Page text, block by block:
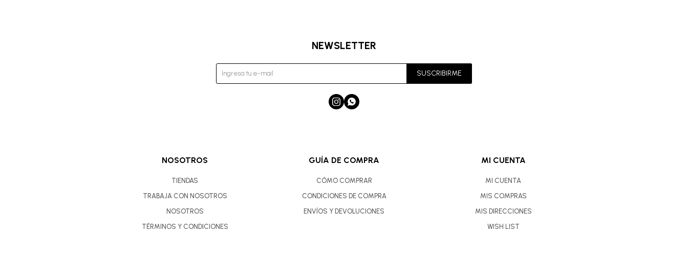
NOSOTROS
TIENDAS
TRABAJA CON NOSOTROS
NOSOTROS
TÉRMINOS Y CONDICIONES
GUÍA DE COMPRA
CÓMO COMPRAR
CONDICIONES DE COMPRA
ENVÍOS Y DEVOLUCIONES
MI CUENTA
MI CUENTA
MIS COMPRAS
MIS DIRECCIONES
WISH LIST
NEWSLETTER
SUSCRIBIRME
 